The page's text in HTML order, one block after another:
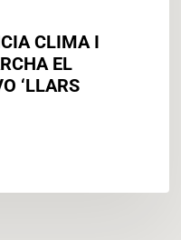
CLIMA I
EL
‘LLARS